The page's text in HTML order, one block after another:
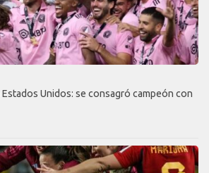
Unidos: se consagró campeón con